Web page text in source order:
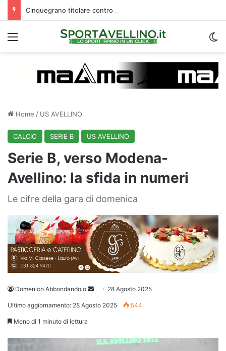
Menu
Home / US AVELLINO
CALCIO SERIE B US AVELLINO
Serie B, verso Modena-
Avellino: la sfida in numeri
Le cifre della gara di domenica
Domenico Abbondandolo
Invia 28 Agosto 2025
Ultimo aggiornamento: 28 Agosto 2025 544
Meno di 1 minuto di lettura